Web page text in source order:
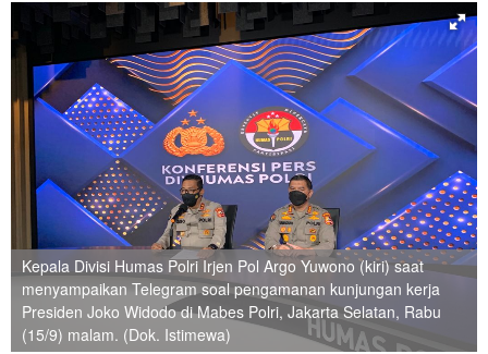
Kepala Divisi Humas Polri Irjen Pol Argo Yuwono (kiri) saat
menyampaikan Telegram soal pengamanan kunjungan kerja
Presiden Joko Widodo di Mabes Polri, Jakarta Selatan, Rabu
(15/9) malam. (Dok. Istimewa)